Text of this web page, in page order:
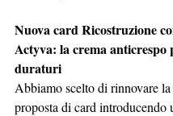
Nuova card Ricostruzione
Actyva: la crema
duraturi
Abbiamo scelto di rinnovare la
proposta di card introducendo